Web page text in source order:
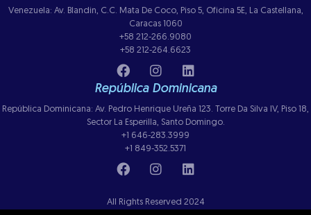
Venezuela: Av. Blandin, C.C. Mata De Coco, Piso 5, Oficina 5E, La Castellana,
Caracas 1060
+58 212-266.9080
+58 212-264.6623
República Dominicana
República Dominicana: Av. Pedro Henrique Ureña 123. Torre Da Silva IV, Piso 18,
Sector La Esperilla, Santo Domingo.
+1 646-283.3999
+1 849-352.5371
All Rights Reserved 2024